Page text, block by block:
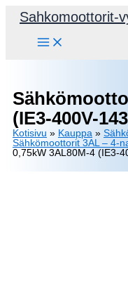
Siirry
Sahkomoottorit-
(IE3-400V-
Kotisivu » Kauppa »
Sähkömoottorit 3AL – 4-
0,75kW 3AL80M-4 (IE3-